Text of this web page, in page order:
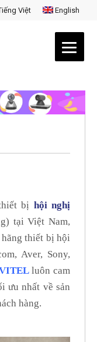
Việt English
bị hội nghị
tại Việt Nam,
thiết bị hội
Aver, Sony,
luôn cam
ưu nhất về sản
hàng.